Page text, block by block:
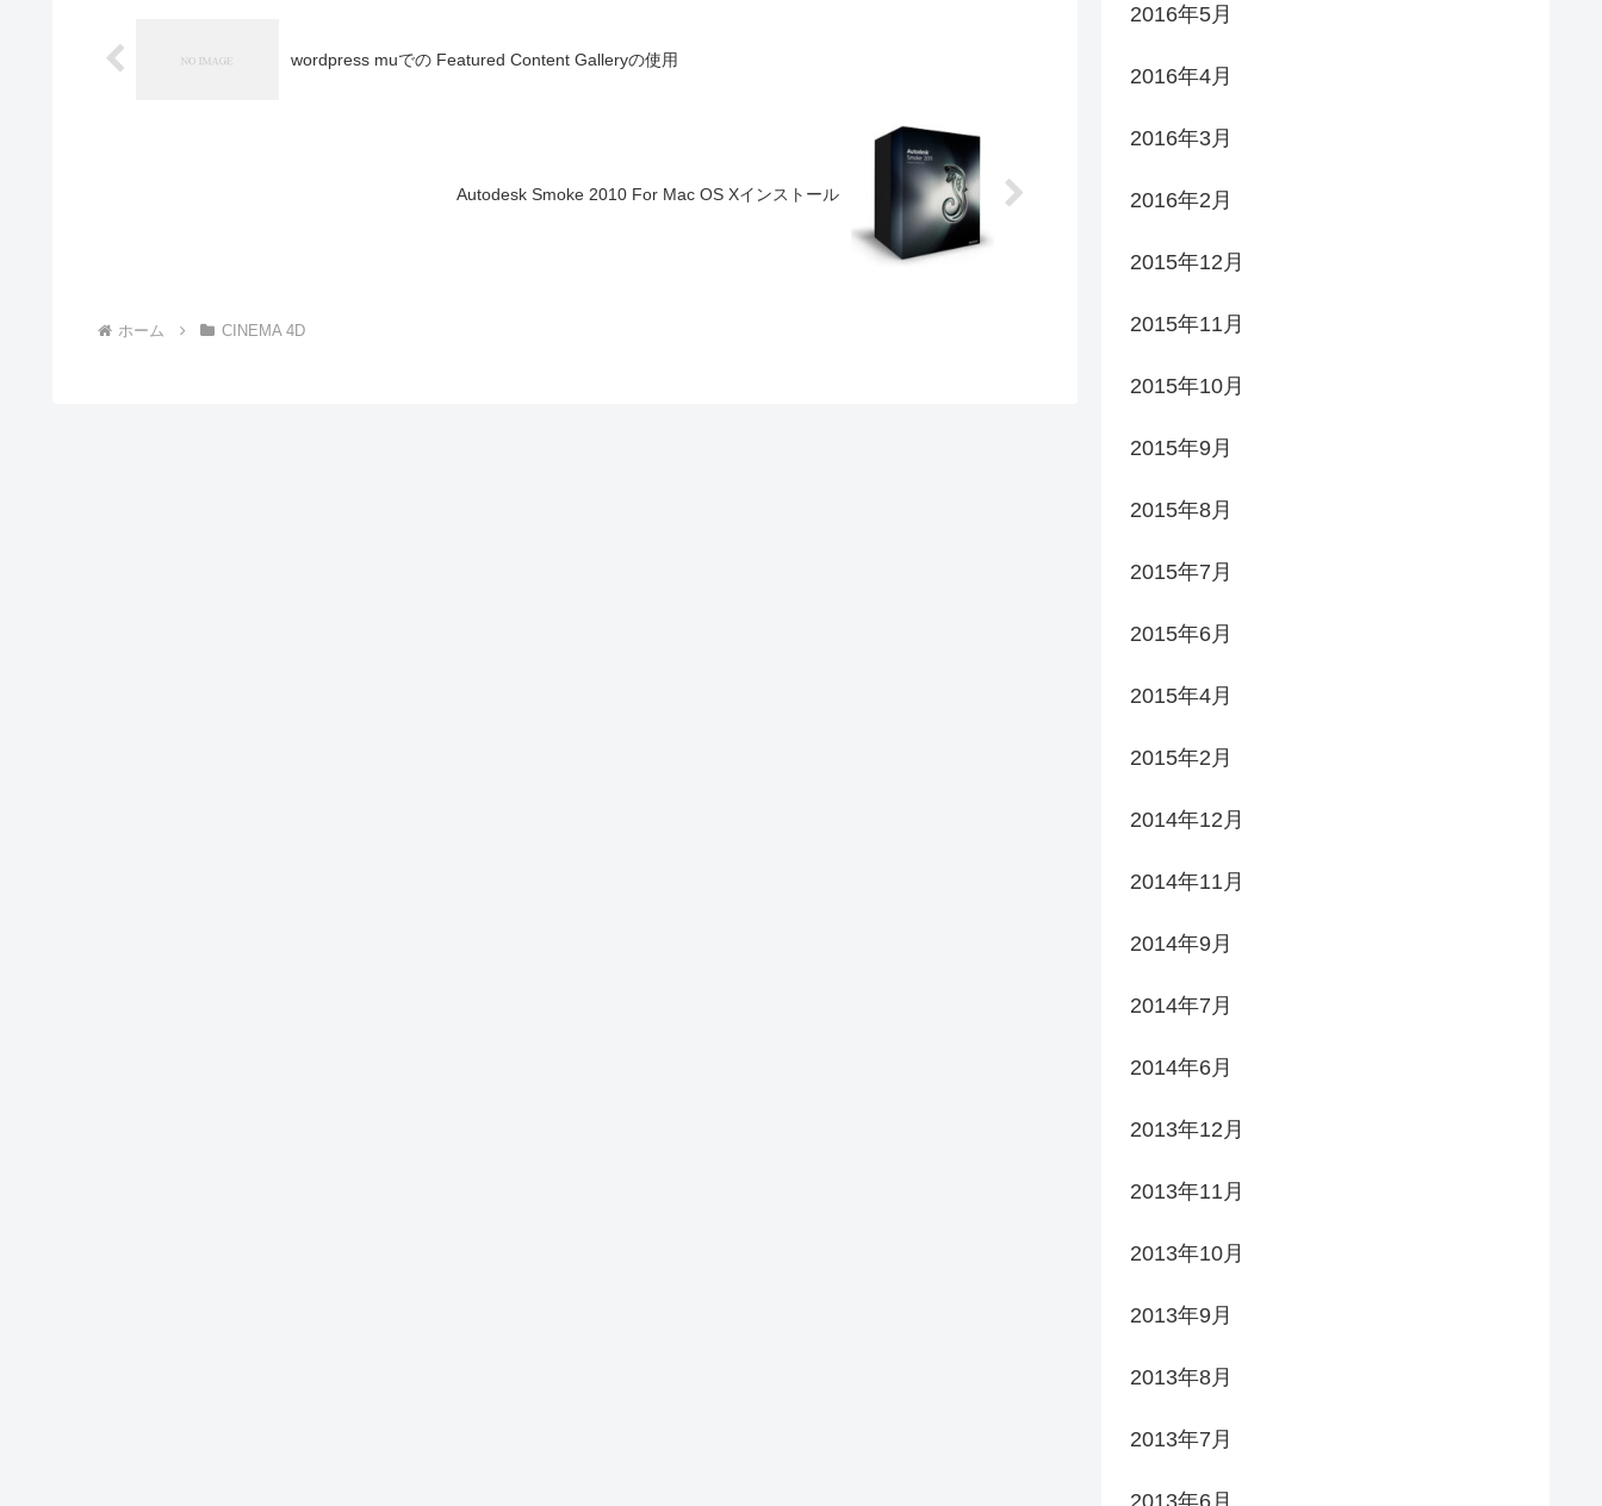
wordpress muでの Featured Content Galleryの使用
Autodesk Smoke 2010 For Mac OS Xインストール
ホーム CINEMA 4D
2016年5月
2016年4月
2016年3月
2016年2月
2015年12月
2015年11月
2015年10月
2015年9月
2015年8月
2015年7月
2015年6月
2015年4月
2015年2月
2014年12月
2014年11月
2014年9月
2014年7月
2014年6月
2013年12月
2013年11月
2013年10月
2013年9月
2013年8月
2013年7月
2013年6月